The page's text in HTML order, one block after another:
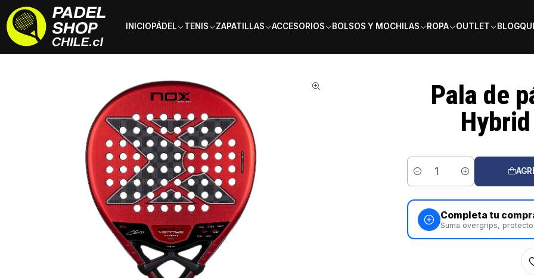
INICIOPÁDEL TENIS ZAPATILLAS ACCESORIOS BOLSOS Y MOCHILAS ROPA OUTLET BLOG
Inicio Palas de pádel Tipo de Pala
Pala de
Cantidad
Completa tu
Suma overgrips,